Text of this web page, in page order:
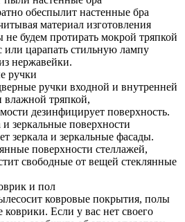
обеспылит настенные бра
материал изготовления
будем протирать мокрой тряпкой
или царапать стильную лампу
нержавейки.
ручки
ручки входной и внутренней
влажной тряпкой,
дезинфицирует поверхность.
зеркальные поверхности
зеркала и зеркальные фасады.
поверхности стеллажей,
свободные от вещей стеклянные
и пол
ковровые покрытия, полы
Если у вас нет своего